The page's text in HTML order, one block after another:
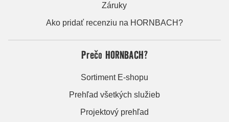
Záruky
Ako pridať recenziu na HORNBACH?
Prečo HORNBACH?
Sortiment E-shopu
Prehľad všetkých služieb
Projektový prehľad